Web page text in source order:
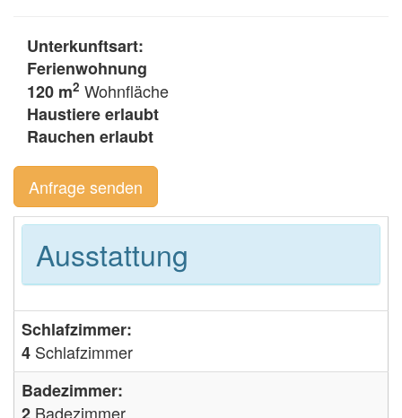
Unterkunftsart:
Ferienwohnung
120 m2 Wohnfläche
Haustiere erlaubt
Rauchen erlaubt
Anfrage senden
Ausstattung
Schlafzimmer:
4 Schlafzimmer
Badezimmer:
Badezimmer